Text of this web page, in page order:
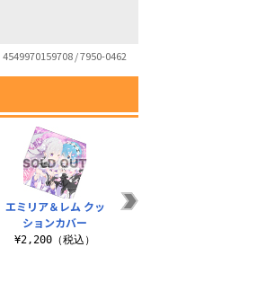
4549970159708 / 7950-0462
エミリア＆レム クッ
ションカバー
¥2,200（税込）
エミリア＆レム